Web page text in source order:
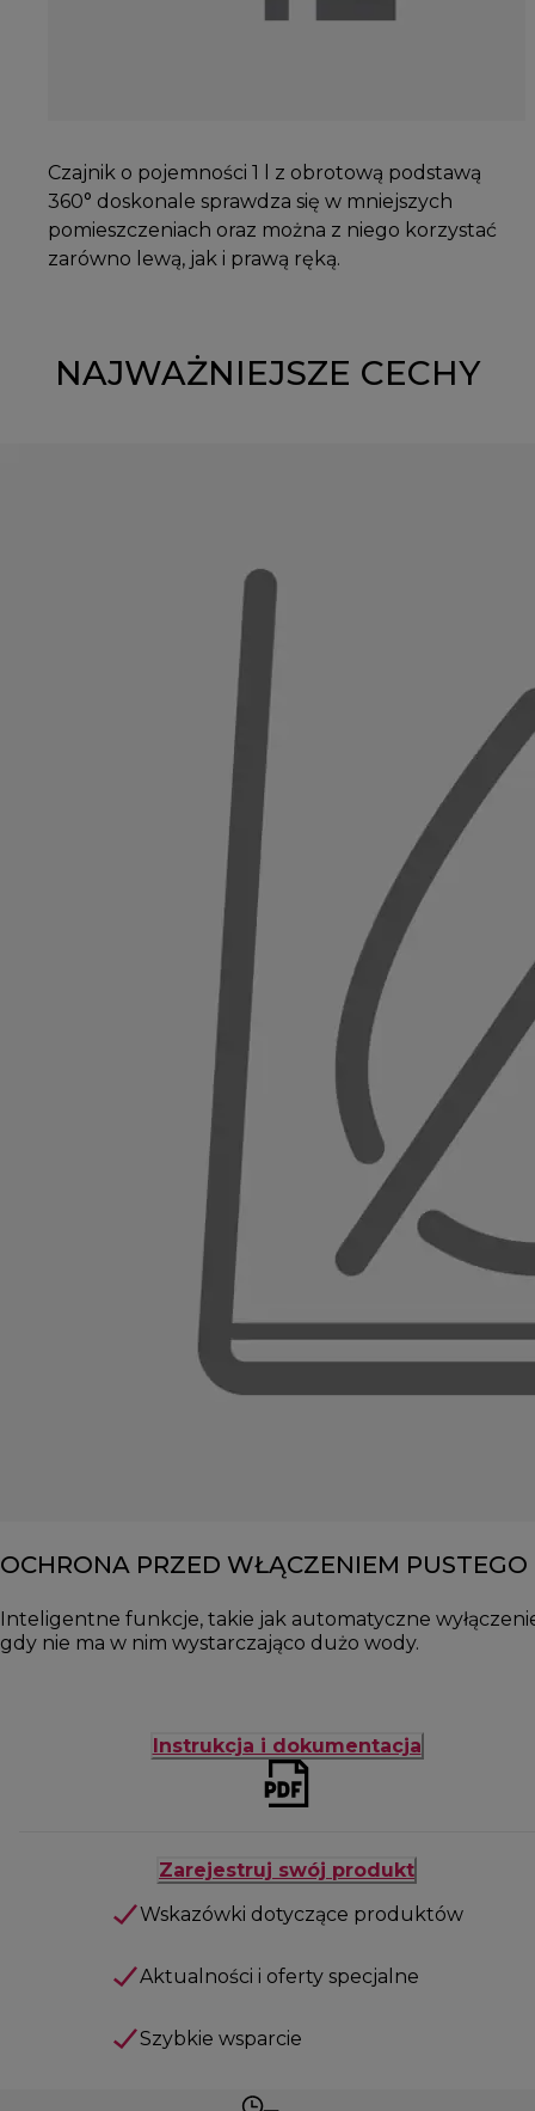
Czajnik o pojemności 1 l z obrotową podstawą
360° doskonale sprawdza się w mniejszych
pomieszczeniach oraz można z niego korzystać
zarówno lewą, jak i prawą ręką.
NAJWAŻNIEJSZE CECHY
OCHRONA PRZED WŁĄCZENIEM
Inteligentne funkcje, takie jak automatyczne
gdy nie ma w nim wystarczająco dużo wody.
Instrukcja i dokumentacja
Zarejestruj swój produkt
Wskazówki dotyczące produktów
Aktualności i oferty specjalne
Szybkie wsparcie